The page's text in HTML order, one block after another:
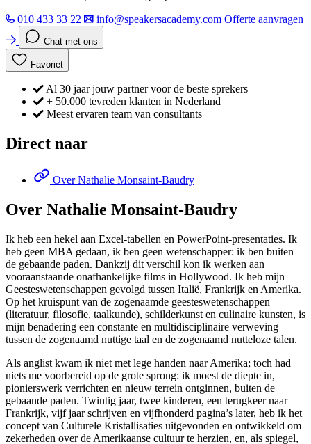
010 433 33 22
info@speakersacademy.com Offerte aanvragen
Chat met ons
Favoriet
Al 30 jaar jouw partner voor de beste sprekers
+ 50.000 tevreden klanten in Nederland
Meest ervaren team van consultants
Direct naar
Over Nathalie Monsaint-Baudry
Over Nathalie Monsaint-Baudry
Ik heb een hekel aan Excel-tabellen en PowerPoint-presentaties. Ik
heb geen MBA gedaan, ik ben geen wetenschapper: ik ben buiten
de gebaande paden. Dankzij dit verschil kon ik werken aan
vooraanstaande onafhankelijke films in Hollywood. Ik heb mijn
Geesteswetenschappen gevolgd tussen Italië, Frankrijk en Amerika.
Op het kruispunt van de zogenaamde geesteswetenschappen
(literatuur, filosofie, taalkunde), schilderkunst en culinaire kunsten, is
mijn benadering een constante en multidisciplinaire verweving
tussen de zogenaamd nuttige taal en de zogenaamd nutteloze talen.
Als anglist kwam ik niet met lege handen naar Amerika; toch had
niets me voorbereid op de grote sprong: ik moest de diepte in,
pionierswerk verrichten en nieuw terrein ontginnen, buiten de
gebaande paden. Twintig jaar, twee kinderen, een terugkeer naar
Frankrijk, vijf jaar schrijven en vijfhonderd pagina’s later, heb ik het
concept van Culturele Kristallisaties uitgevonden en ontwikkeld om
zekerheden over de Amerikaanse cultuur te herzien, en, als spiegel,